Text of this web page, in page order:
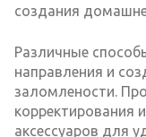
создания
Различные
направления и
заломлености.
корректирования
аксессуаров для